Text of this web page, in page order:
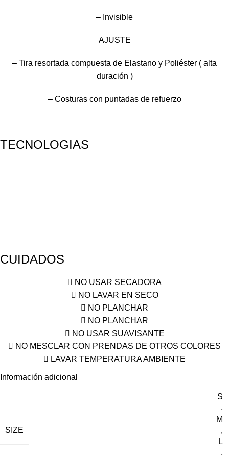
– Invisible
AJUSTE
– Tira resortada compuesta de Elastano y Poliéster ( alta
duración )
– Costuras con puntadas de refuerzo
TECNOLOGIAS
CUIDADOS
NO USAR SECADORA
NO LAVAR EN SECO
NO PLANCHAR
NO PLANCHAR
NO USAR SUAVISANTE
NO MESCLAR CON PRENDAS DE OTROS COLORES
LAVAR TEMPERATURA AMBIENTE
Información adicional
SIZE
S
,
M
,
L
,